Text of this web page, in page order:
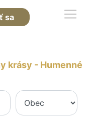
sa
krásy - Humenné